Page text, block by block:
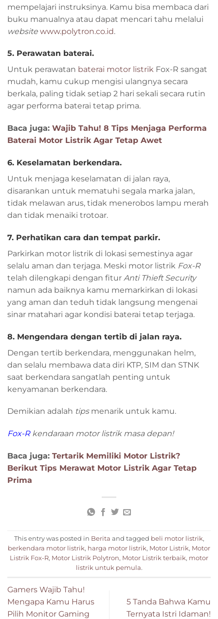
mempelajari instruksinya. Kamu bisa membaca dari
buku manualnya atau dapat mencari tahu melalui
website www.polytron.co.id.
5. Perawatan baterai.
Untuk perawatan baterai motor listrik Fox-R sangat
mudah, kamu cukup mengisi ulangnya secara
berkala, paling tidak setiap 2 hari sekali secara rutin
agar performa baterai tetap prima.
Baca juga: Wajib Tahu! 8 Tips Menjaga Performa
Baterai Motor Listrik Agar Tetap Awet
6. Keselamatan berkendara.
Untuk menjaga keselamatan di jalan raya,
disarankan untuk mematuhi segala marka jalan,
tidak melawan arus, tidak menerobos lampu merah
dan tidak menaiki trotoar.
7. Perhatikan cara dan tempat parkir.
Parkirkan motor listrik di lokasi semestinya agar
selalu aman dan terjaga. Meski motor listrik Fox-R
telah dilengkapi dengan fitur Anti Thieft Security
namun ada baiknya kamu memarkirkan di lokasi
yang aman dan teduh tidak langsung mengenai
sinar matahari agar kondisi baterai tetap terjaga.
8. Mengendara dengan tertib di jalan raya.
Dengan tertib berkendara, menggunakan helm,
dan selalu membawa data diri KTP, SIM dan STNK
saat berkendara sangatlah penting untuk
kenyamanan berkendara.
Demikian adalah tips menarik untuk kamu.
Fox-Rkendaraan motor listrik masa depan!
Baca juga: Tertarik Memiliki Motor Listrik?
Berikut Tips Merawat Motor Listrik Agar Tetap
Prima
This entry was posted in Berita and tagged beli motor listrik,
berkendara motor listrik, harga motor listrik, Motor Listrik, Motor
Listrik Fox-R, Motor Listrik Polytron, Motor Listrik terbaik, motor
listrik untuk pemula.
Gamers Wajib Tahu!
Mengapa Kamu Harus
Pilih Monitor Gaming
5 Tanda Bahwa Kamu
Ternyata Istri Idaman!